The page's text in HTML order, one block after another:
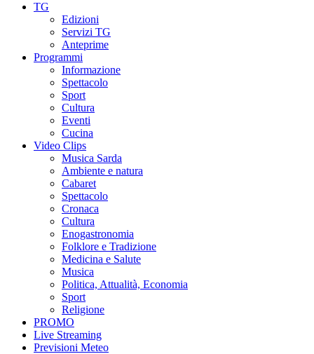
TG
Edizioni
Servizi TG
Anteprime
Programmi
Informazione
Spettacolo
Sport
Cultura
Eventi
Cucina
Video Clips
Musica Sarda
Ambiente e natura
Cabaret
Spettacolo
Cronaca
Cultura
Enogastronomia
Folklore e Tradizione
Medicina e Salute
Musica
Politica, Attualità, Economia
Sport
Religione
PROMO
Live Streaming
Previsioni Meteo